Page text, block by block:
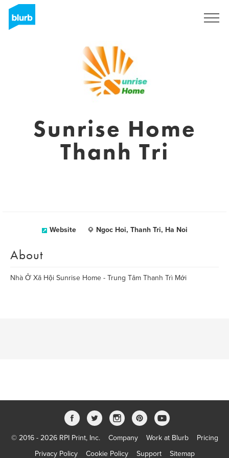
Sunrise Home
Thanh Tri
Website Ngoc Hoi, Thanh Tri, Ha Noi
About
Nhà Ở Xã Hội Sunrise Home - Trung Tâm Thanh Trì Mới
© 2016 - 2026 RPI Print, Inc. Company Work at Blurb
Pricing
Privacy Policy
Cookie Policy Support Sitemap